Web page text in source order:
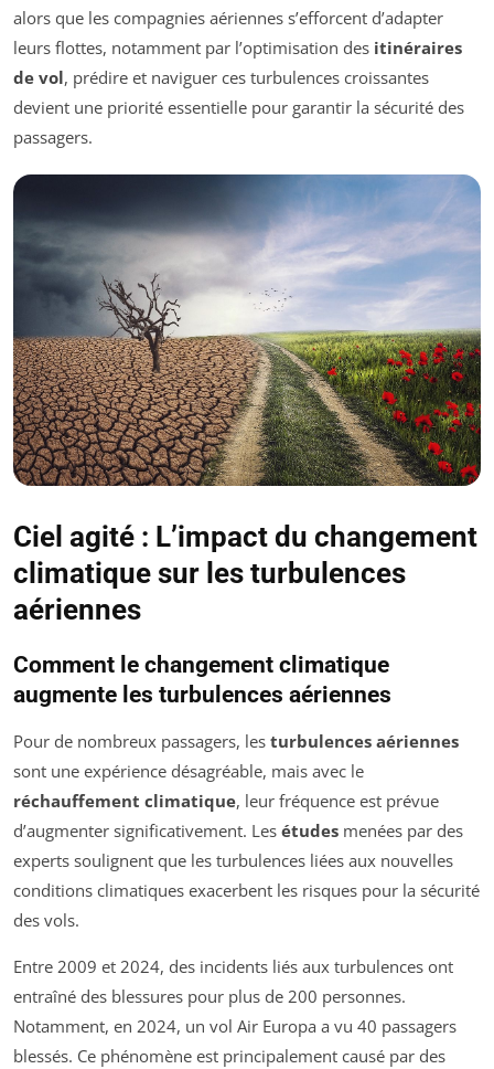
alors que les compagnies aériennes s’efforcent d’adapter
leurs flottes, notamment par l’optimisation des itinéraires
de vol, prédire et naviguer ces turbulences croissantes
devient une priorité essentielle pour garantir la sécurité des
passagers.
Ciel agité : L’impact du changement
climatique sur les turbulences
aériennes
Comment le changement climatique
augmente les turbulences aériennes
Pour de nombreux passagers, les turbulences aériennes
sont une expérience désagréable, mais avec le
réchauffement climatique, leur fréquence est prévue
d’augmenter significativement. Les études menées par des
experts soulignent que les turbulences liées aux nouvelles
conditions climatiques exacerbent les risques pour la sécurité
des vols.
Entre 2009 et 2024, des incidents liés aux turbulences ont
entraîné des blessures pour plus de 200 personnes.
Notamment, en 2024, un vol Air Europa a vu 40 passagers
blessés. Ce phénomène est principalement causé par des